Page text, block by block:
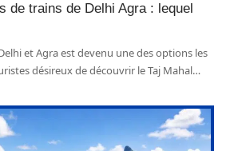
de trains de Delhi Agra : lequel
et Agra est devenu une des options les
désireux de découvrir le Taj Mahal…